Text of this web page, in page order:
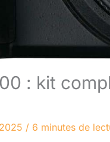
: kit
/ 6 minutes de